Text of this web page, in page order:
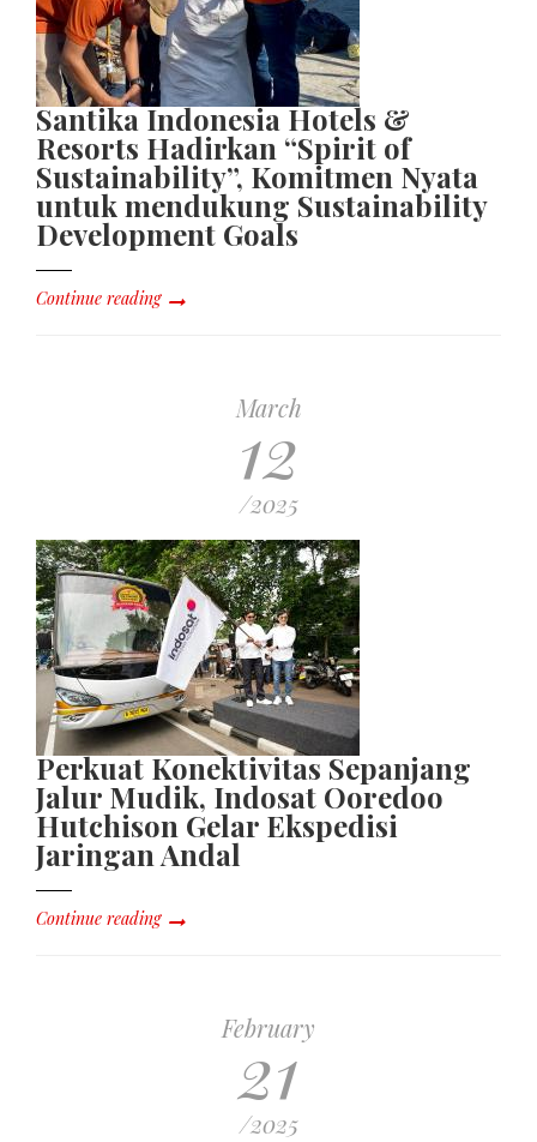
Santika Indonesia Hotels &
Resorts Hadirkan “Spirit of
Sustainability”, Komitmen Nyata
untuk mendukung Sustainability
Development Goals
Continue reading
March
12
/2025
Perkuat Konektivitas Sepanjang
Jalur Mudik, Indosat Ooredoo
Hutchison Gelar Ekspedisi
Jaringan Andal
Continue reading
February
21
/2025